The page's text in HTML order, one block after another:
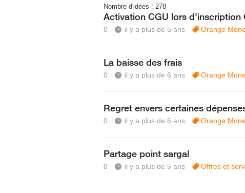
Nombre d'idées : 278
Activation CGU lors d'inscription
0 il y a plus de 5 ans Orange
La baisse des frais
0 il y a plus de 6 ans Orange
Regret envers certaines
0 il y a plus de 6 ans Orange
Partage point sargal
0 il y a plus de 5 ans Offres et